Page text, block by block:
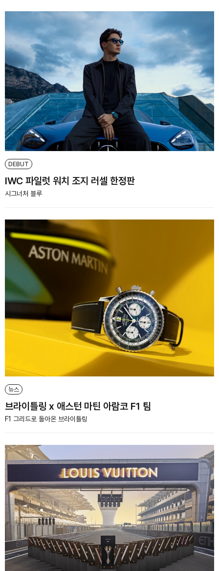
DEBUT
IWC 파일럿 워치 조지 러셀 한정판
시그너처 블루
뉴스
브라이틀링 x 애스턴 마틴 아람코 F1 팀
F1 그리드로 돌아온 브라이틀링